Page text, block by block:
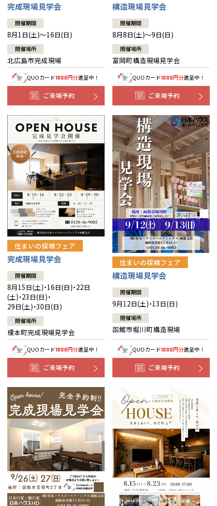
セントラルヒーティング
ギャラリー
代表ごあいさつ
企業理念
会社概要
事業部紹介
IR情報
木材調達指針
グループ会社紹介
CMギャラリー
採用情報
完成現場見学会
開催期間
8月1日(土)～16日(日)
開催場所
北広島市完成現場
QUOカード1000円分進呈中！
ご来場予約
構造現場見学会
開催期間
8月8日(土)～9日(日)
開催場所
富岡町構造現場見学会
QUOカード1000円分進呈中！
ご来場予約
住まいの探検フェア
完成現場見学会
開催期間
8月15日(土)・16日(日)・22日
(土)・23日(日)・
29日(土)・30日(日)
開催場所
榎本町完成現場見学会
QUOカード1000円分進呈中！
ご来場予約
住まいの探検フェア
構造現場見学会
開催期間
9月12日(土)・13日(日)
開催場所
函館市堀川町構造現場
QUOカード1000円分進呈中！
ご来場予約